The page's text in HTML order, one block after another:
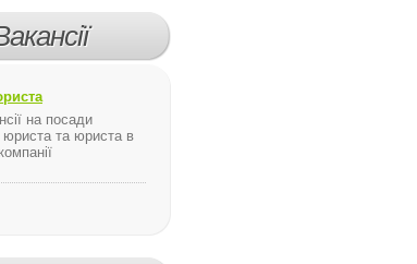
на посади
та юриста в